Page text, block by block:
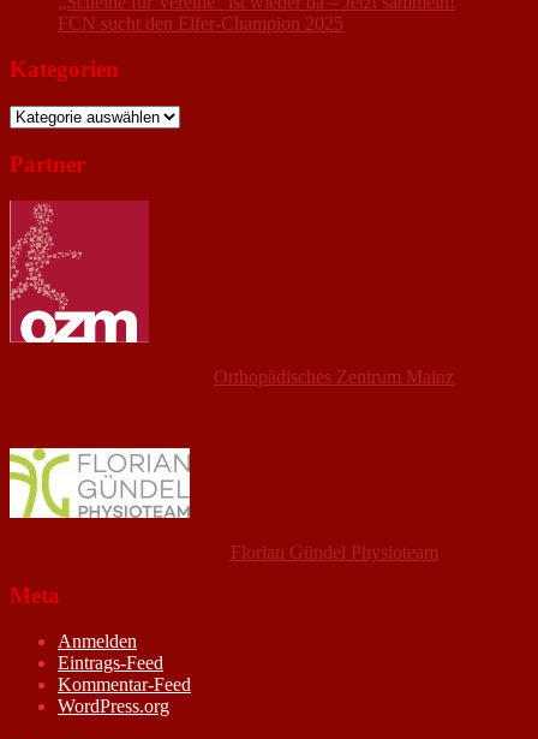
FCN sucht den Elfer-Champion 2025
Kategorien
Kategorien
Partner
Orthopädisches Zentrum Mainz
Florian Gündel Physioteam
Meta
Anmelden
Eintrags-Feed
Kommentar-Feed
WordPress.org